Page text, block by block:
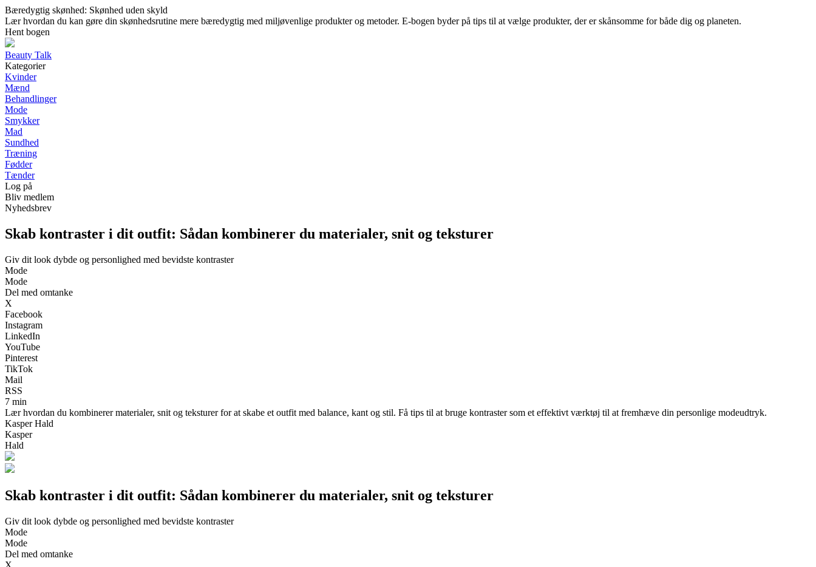
Bæredygtig skønhed: Skønhed uden skyld
Lær hvordan du kan gøre din skønhedsrutine mere bæredygtig med miljøvenlige produkter og metoder. E-bogen byder på tips til at vælge produkter, der er skånsomme for både dig og planeten.
Hent bogen
Beauty Talk
Kategorier
Kvinder
Mænd
Behandlinger
Mode
Smykker
Mad
Sundhed
Træning
Fødder
Tænder
Log på
Bliv medlem
Nyhedsbrev
Skab kontraster i dit outfit: Sådan kombinerer du materialer, snit og teksturer
Giv dit look dybde og personlighed med bevidste kontraster
Mode
Mode
Del med omtanke
X
Facebook
Instagram
LinkedIn
YouTube
Pinterest
TikTok
Mail
RSS
7 min
Lær hvordan du kombinerer materialer, snit og teksturer for at skabe et outfit med balance, kant og stil. Få tips til at bruge kontraster som et effektivt værktøj til at fremhæve din personlige modeudtryk.
Kasper Hald
Kasper
Hald
Skab kontraster i dit outfit: Sådan kombinerer du materialer, snit og teksturer
Giv dit look dybde og personlighed med bevidste kontraster
Mode
Mode
Del med omtanke
X